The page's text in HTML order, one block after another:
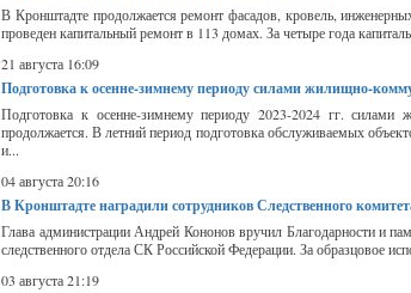
В Кронштадте продолжается ремонт фасадов, кровель,
проведен капитальный ремонт в 113 домах. За четыре года
21 августа 16:09
Подготовка к осенне-зимнему периоду силами жилищно-
Подготовка к осенне-зимнему периоду 2023-2024 гг.
продолжается. В летний период подготовка обслуживаемых
и...
04 августа 20:16
В Кронштадте наградили сотрудников Следственного
Глава администрации Андрей Кононов вручил Благодарности и
следственного отдела СК Российской Федерации. За образцовое
03 августа 21:19